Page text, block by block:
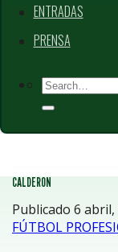
ENTRADAS
PRENSA
CALDERON
Publicado 6 abril,
FÚTBOL